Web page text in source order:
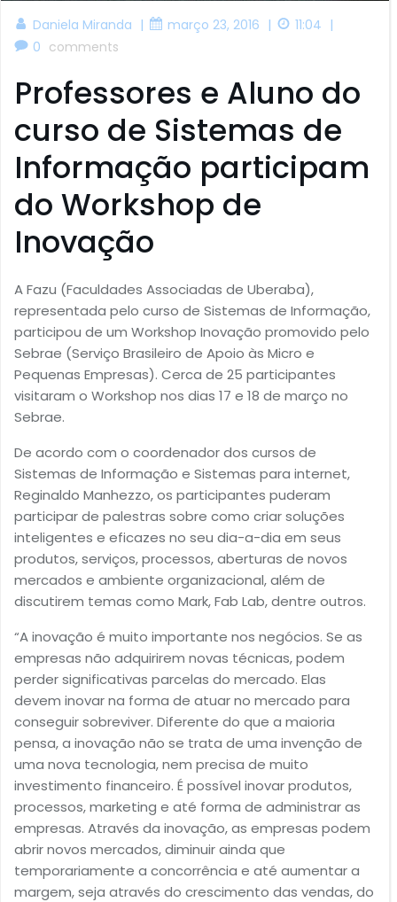
Daniela Miranda | março 23, 2016 | 11:04 |
0 comments
Professores e Aluno do
curso de Sistemas de
Informação participam
do Workshop de
Inovação
A Fazu (Faculdades Associadas de Uberaba),
representada pelo curso de Sistemas de Informação,
participou de um Workshop Inovação promovido pelo
Sebrae (Serviço Brasileiro de Apoio às Micro e
Pequenas Empresas). Cerca de 25 participantes
visitaram o Workshop nos dias 17 e 18 de março no
Sebrae.
De acordo com o coordenador dos cursos de
Sistemas de Informação e Sistemas para internet,
Reginaldo Manhezzo, os participantes puderam
participar de palestras sobre como criar soluções
inteligentes e eficazes no seu dia-a-dia em seus
produtos, serviços, processos, aberturas de novos
mercados e ambiente organizacional, além de
discutirem temas como Mark, Fab Lab, dentre outros.
“A inovação é muito importante nos negócios. Se as
empresas não adquirirem novas técnicas, podem
perder significativas parcelas do mercado. Elas
devem inovar na forma de atuar no mercado para
conseguir sobreviver. Diferente do que a maioria
pensa, a inovação não se trata de uma invenção de
uma nova tecnologia, nem precisa de muito
investimento financeiro. É possível inovar produtos,
processos, marketing e até forma de administrar as
empresas. Através da inovação, as empresas podem
abrir novos mercados, diminuir ainda que
temporariamente a concorrência e até aumentar a
margem, seja através do crescimento das vendas, do